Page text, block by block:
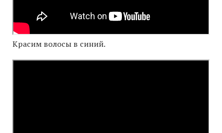
Красим волосы в синий.